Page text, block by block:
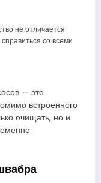
не отличается
со всеми
— это
встроенного
очищать, но и